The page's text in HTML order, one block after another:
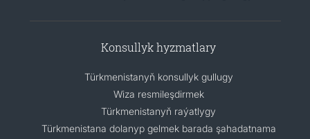
Konsullyk hyzmatlary
Türkmenistanyň konsullyk gullugy
Wiza resmileşdirmek
Türkmenistanyň raýatlygy
Türkmenistana dolanyp gelmek barada şahadatnama